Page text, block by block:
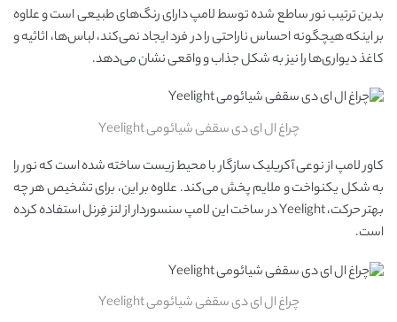
بدین ترتیب نور ساطع شده توسط لامپ دارای رنگ‌های طبیعی است و علاوه
بر اینکه هیچگونه احساس ناراحتی را در فرد ایجاد نمی‌کند، لباس‌ها، اثاثیه و
کاغذ دیواری‌ها را نیز به شکل جذاب و واقعی نشان می‌دهد.
چراغ ال ای دی سقفی شیائومی Yeelight
کاور لامپ از نوعی آکریلیک سازگار با محیط زیست ساخته شده است که نور را
به شکل یکنواخت و ملایم پخش می‌کند. علاوه بر این، برای تشخیص هر چه
بهتر حرکت، Yeelight در ساخت این لامپ سنسوردار از لنز فِرنل استفاده کرده
است.
چراغ ال ای دی سقفی شیائومی Yeelight